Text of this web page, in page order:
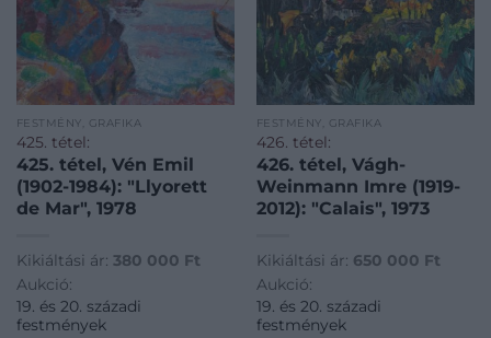
FESTMÉNY, GRAFIKA
425. tétel:
425. tétel, Vén Emil
(1902-1984): "Llyorett
de Mar", 1978
Kikiáltási ár: 380 000 Ft
Aukció:
19. és 20. századi
festmények
FESTMÉNY, GRAFIKA
426. tétel:
426. tétel, Vágh-
Weinmann Imre (1919-
2012): "Calais", 1973
Kikiáltási ár: 650 000 Ft
Aukció:
19. és 20. századi
festmények